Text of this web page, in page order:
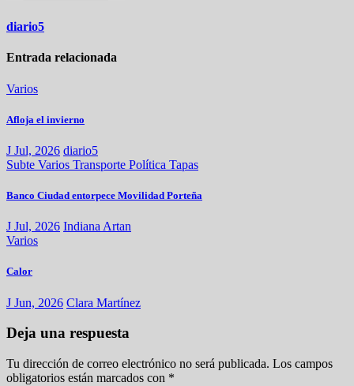
diario5
Entrada relacionada
Varios
Afloja el invierno
J Jul, 2026 diario5
Subte Varios Transporte Política Tapas
Banco Ciudad entorpece Movilidad Porteña
J Jul, 2026 Indiana Artan
Varios
Calor
J Jun, 2026 Clara Martínez
Deja una respuesta
Tu dirección de correo electrónico no será publicada. Los campos
obligatorios están marcados con *